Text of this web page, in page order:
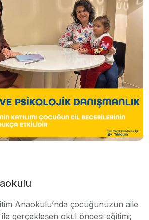
Anaokulu’nda çocuğunuzun aile
gerçekleşen okul öncesi eğitimi;